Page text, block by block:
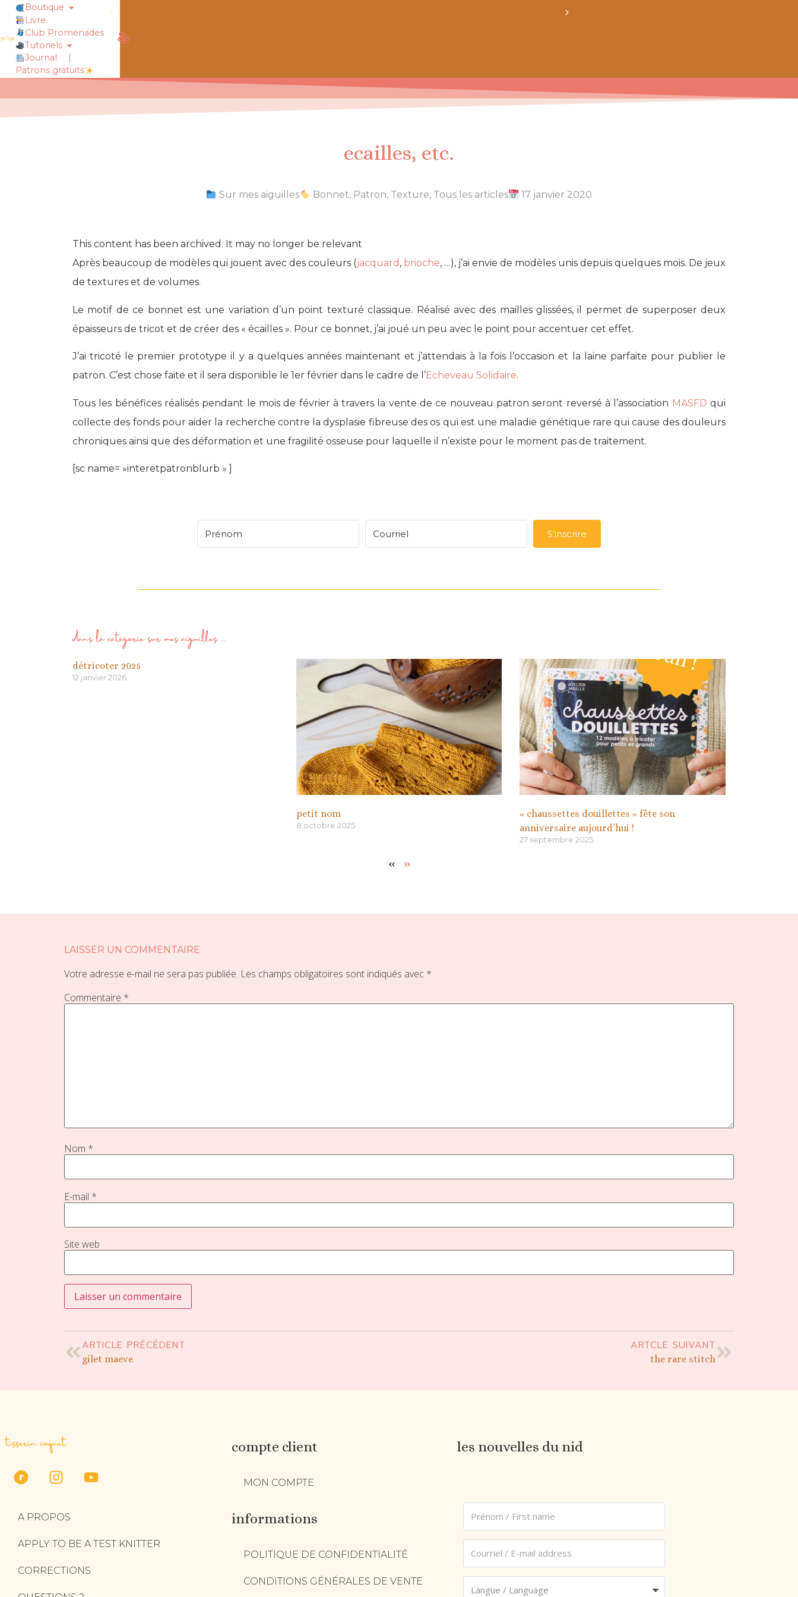
Boutique
Livre
Club Promenades
Tutoriels
Journal
|
Patrons gratuits
ecailles, etc.
Sur mes aiguilles Bonnet, Patron, Texture, Tous les articles 17 janvier 2020
This content has been archived. It may no longer be relevant
Après beaucoup de modèles qui jouent avec des couleurs (jacquard , brioche, …), j’ai envie de modèles unis depuis quelques mois. De jeux
de textures et de volumes.
Le motif de ce bonnet est une variation d’un point texturé classique. Réalisé avec des mailles glissées, il permet de superposer deux
épaisseurs de tricot et de créer des « écailles ». Pour ce bonnet, j’ai joué un peu avec le point pour accentuer cet effet.
J’ai tricoté le premier prototype il y a quelques années maintenant et j’attendais à la fois l’occasion et la laine parfaite pour publier le
patron. C’est chose faite et il sera disponible le 1er février dans le cadre de l’Echeveau Solidaire.
Tous les bénéfices réalisés pendant le mois de février à travers la vente de ce nouveau patron seront reversé à l’association MASFD qui
collecte des fonds pour aider la recherche contre la dysplasie fibreuse des os qui est une maladie génétique rare qui cause des douleurs
chroniques ainsi que des déformation et une fragilité osseuse pour laquelle il n’existe pour le moment pas de traitement.
[sc name= »interetpatronblurb » ]
S'inscrire
dans la catégoriesur mes aiguilles...
détricoter 2025
12 janvier 2026
petit nom
8 octobre 2025
« chaussettes douillettes » fête son
anniversaire aujourd’hui !
27 septembre 2025
« »
LAISSER UN COMMENTAIRE
Votre adresse e-mail ne sera pas publiée. Les champs obligatoires sont indiqués avec *
Commentaire *
Nom *
E-mail *
Site web
ARTICLE PRÉCÉDENT
gilet maeve
ARTCLE SUIVANT
the rare stitch
tisserin coquet
A PROPOS
APPLY TO BE A TEST KNITTER
CORRECTIONS
compte client
MON COMPTE
informations
POLITIQUE DE CONFIDENTIALITÉ
CONDITIONS GÉNÉRALES DE VENTE
les nouvelles du nid